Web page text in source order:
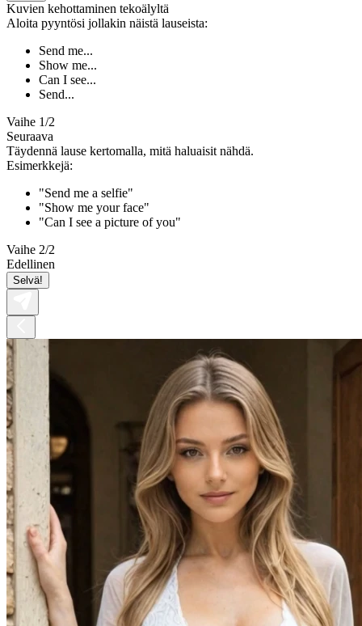
Kuvien kehottaminen tekoälyltä
Aloita pyyntösi jollakin näistä lauseista:
Send me...
Show me...
Can I see...
Send...
Vaihe 1/2
Seuraava
Täydennä lause kertomalla, mitä haluaisit nähdä.
Esimerkkejä:
"Send me a selfie"
"Show me your face"
"Can I see a picture of you"
Vaihe 2/2
Edellinen
Selvä!